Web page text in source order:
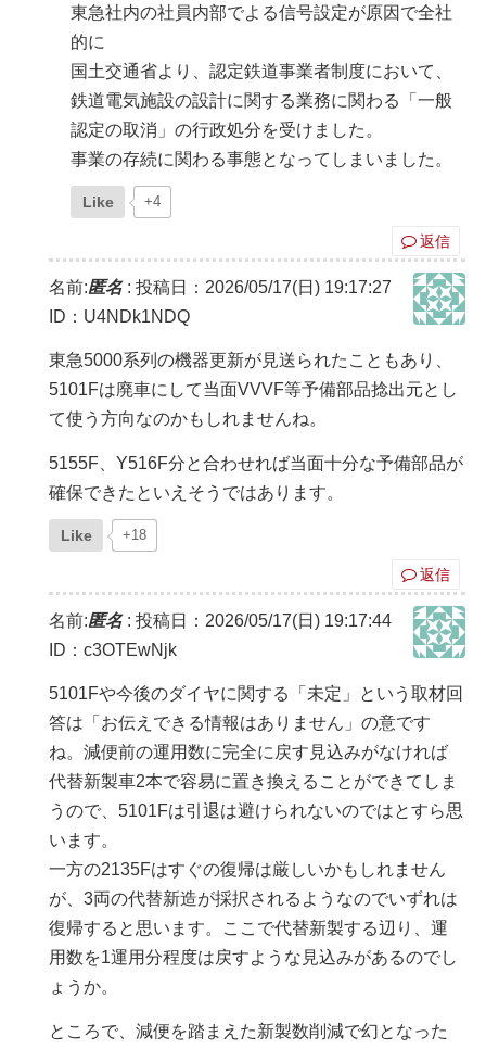
東急社内の社員内部でよる信号設定が原因で全社
的に
国土交通省より、認定鉄道事業者制度において、
鉄道電気施設の設計に関する業務に関わる「一般
認定の取消」の行政処分を受けました。
事業の存続に関わる事態となってしまいました。
Like +4
返信
名前:匿名: 投稿日：2026/05/17(日) 19:17:27
ID：U4NDk1NDQ
東急5000系列の機器更新が見送られたこともあり、
5101Fは廃車にして当面VVVF等予備部品捻出元とし
て使う方向なのかもしれませんね。
5155F、Y516F分と合わせれば当面十分な予備部品が
確保できたといえそうではあります。
Like +18
返信
名前:匿名: 投稿日：2026/05/17(日) 19:17:44
ID：c3OTEwNjk
5101Fや今後のダイヤに関する「未定」という取材回
答は「お伝えできる情報はありません」の意です
ね。減便前の運用数に完全に戻す見込みがなければ
代替新製車2本で容易に置き換えることができてしま
うので、5101Fは引退は避けられないのではとすら思
います。
一方の2135Fはすぐの復帰は厳しいかもしれません
が、3両の代替新造が採択されるようなのでいずれは
復帰すると思います。ここで代替新製する辺り、運
用数を1運用分程度は戻すような見込みがあるのでし
ょうか。
ところで、減便を踏まえた新製数削減で幻となった